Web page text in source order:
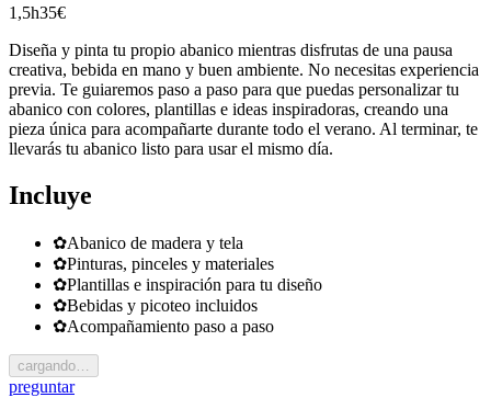
1,5h35€
Diseña y pinta tu propio abanico mientras disfrutas de una pausa
creativa, bebida en mano y buen ambiente. No necesitas experiencia
previa. Te guiaremos paso a paso para que puedas personalizar tu
abanico con colores, plantillas e ideas inspiradoras, creando una
pieza única para acompañarte durante todo el verano. Al terminar, te
llevarás tu abanico listo para usar el mismo día.
Incluye
✿Abanico de madera y tela
✿Pinturas, pinceles y materiales
✿Plantillas e inspiración para tu diseño
✿Bebidas y picoteo incluidos
✿Acompañamiento paso a paso
cargando…
preguntar